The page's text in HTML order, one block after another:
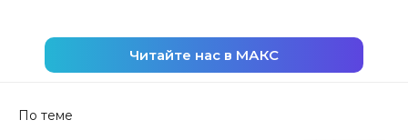
Читайте нас в МАКС
По теме